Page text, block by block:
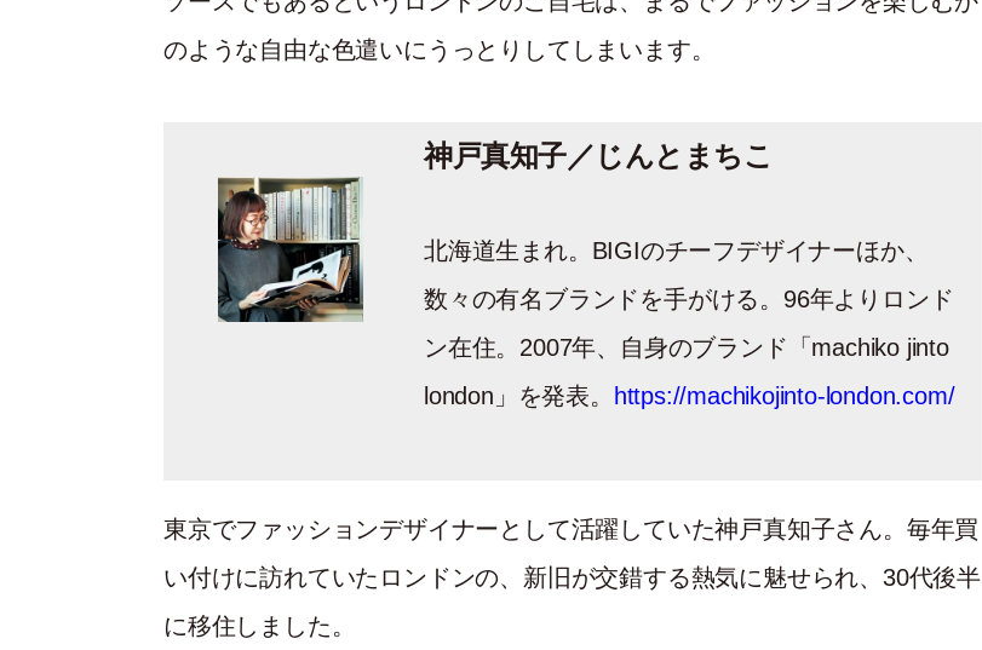
のような自由な色遣いにうっとりしてしまいます。
神戸真知子／じんとまちこ
北海道生まれ。BIGIのチーフデザイナーほか、
数々の有名ブランドを手がける。96年よりロンド
ン在住。2007年、自身のブランド「machiko jinto
london」を発表。
https://machikojinto-london.com/
東京でファッションデザイナーとして活躍していた神戸真知子さん。毎年買
い付けに訪れていたロンドンの、新旧が交錯する熱気に魅せられ、30代後半
に移住しました。